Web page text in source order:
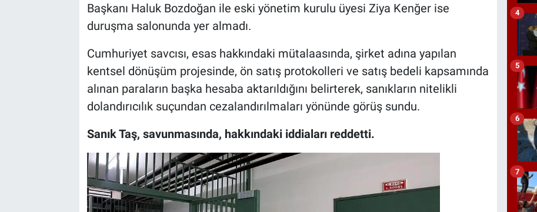
Başkanı Haluk Bozdoğan ile eski yönetim kurulu üyesi Ziya Kenğer ise
duruşma salonunda yer almadı.
Cumhuriyet savcısı, esas hakkındaki mütalaasında, şirket adına yapılan
kentsel dönüşüm projesinde, ön satış protokolleri ve satış bedeli kapsamında
alınan paraların başka hesaba aktarıldığını belirterek, sanıkların nitelikli
dolandırıcılık suçundan cezalandırılmaları yönünde görüş sundu.
Sanık Taş, savunmasında, hakkındaki iddiaları reddetti.
4
5
6
7